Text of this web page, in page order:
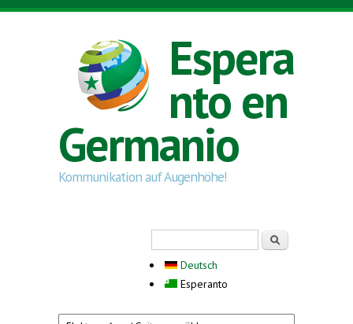
Skip to main content
Espera
nto en
Germanio
Kommunikation auf Augenhöhe!
Deutsch
Esperanto